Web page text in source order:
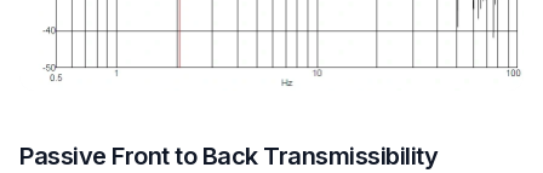
Passive Front to Back Transmissibility